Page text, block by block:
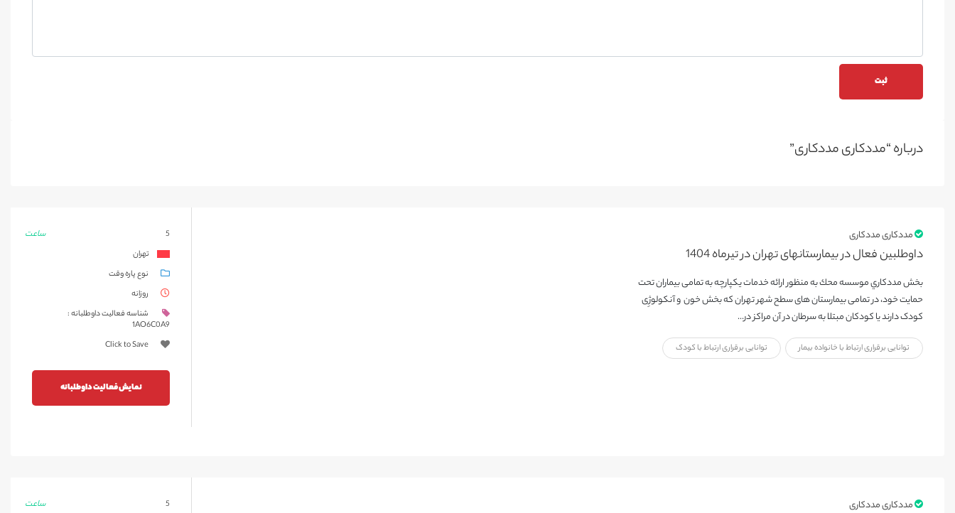
درباره “مددکاری مددکاری”
مددکاری مددکاری
داوطلبین فعال در بیمارستانهای تهران در تیرماه 1404
بخش مددكاري موسسه محك به منظور ارائه خدمات يكپارچه به تمامی بیماران تحت
حمایت خود، در تمامی بیمارستان های سطح شهر تهران که بخش خون و آنکولوژِی
کودک دارند یا کودکان مبتلا به سرطان در آن مراکز در...
توانایی برقراری ارتباط با خانواده بیمار توانایی برقراری ارتباط با کودک
ساعت
5
تهران
نوع پاره وقت
روزانه
شناسه فعالیت داوطلبانه :
1AO6C0A9
Click to Save
نمایش فعالیت داوطلبانه
مددکاری مددکاری ساعت
5